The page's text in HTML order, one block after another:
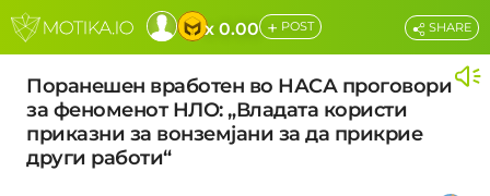
x 0.00 + POST
Поранешен вработен во НАСА проговори
за феноменот НЛО: „Владата користи
приказни за вонземјани за да прикрие
други работи“
SHARE